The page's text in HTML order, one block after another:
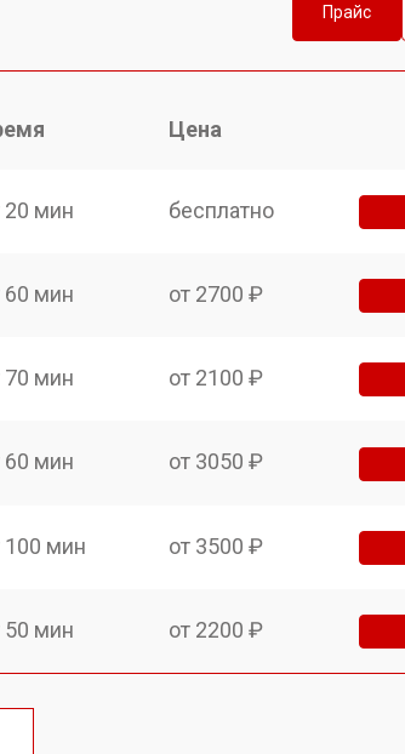
Прайс
Цена
20 мин бесплатно
60 мин от 2700 ₽
70 мин от 2100 ₽
60 мин от 3050 ₽
100 мин от 3500 ₽
50 мин от 2200 ₽
мин